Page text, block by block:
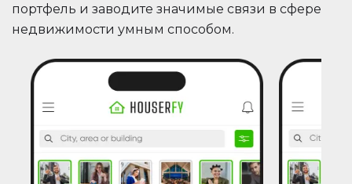
портфель и заводите значимые связи в сфере
недвижимости умным способом.